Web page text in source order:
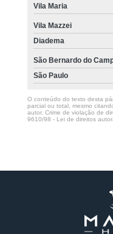
Vila Maria
Vila Mazzei
Diadema
São Bernardo do
São Paulo
O conteúdo do texto desta
parcial ou total, mesmo
autor. Crime de violação de
9610/98 - Lei de direitos